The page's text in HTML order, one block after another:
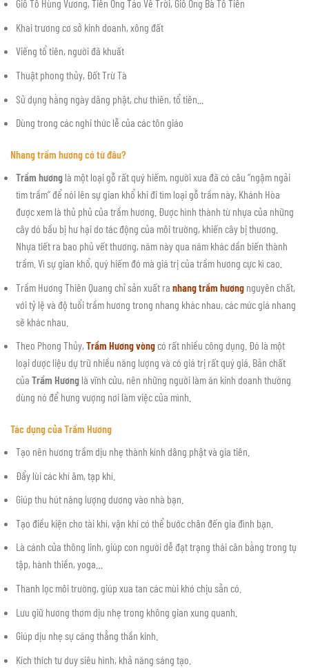
Giỗ Tỗ Hùng Vương, Tiễn Ông Táo Về Trời, Giỗ Ông Bà Tổ Tiên
Khai trương cơ sở kinh doanh, xông đất
Viếng tổ tiên, người đã khuất
Thuật phong thủy, Đốt Trừ Tà
Sử dụng hằng ngày dâng phật, chư thiên, tổ tiên...
Dùng trong các nghi thức lễ của các tôn giáo
Nhang trầm hương có từ đâu?
Trầm hương là một loại gỗ rất quý hiếm, người xưa đã có câu “ngậm ngải
tìm trầm” để nói lên sự gian khổ khi đi tìm loại gỗ trầm này, Khánh Hòa
được xem là thủ phủ của trầm hương. Được hình thành từ nhựa của những
cây dó bầu bị hư hại do tác động của môi trường, khiến cây bị thương.
Nhựa tiết ra bao phủ vết thương, năm này qua năm khác dần biến thành
trầm. Vì sự gian khổ, quý hiếm đó mà giá trị của trầm hương cực kì cao.
Trầm Hương Thiên Quang chỉ sản xuất ra nhang trầm hương nguyên chất,
với tỷ lệ và độ tuổi trầm hương trong nhang khác nhau, các mức giá nhang
sẽ khác nhau.
Theo Phong Thủy, Trầm Hương vòngcó rất nhiều công dụng. Đó là một
loại dược liệu dự trữ nhiều năng lượng và có giá trị rất quý giá. Bản chất
của Trầm Hương là vĩnh cửu, nên những người làm ăn kinh doanh thường
dùng nó để hưng vượng nơi làm việc của mình.
Tác dụng của Trầm Hương
Tạo nên hương trầm dịu nhẹ thành kính dâng phật và gia tiên.
Đẩy lùi các khí âm, tạp khí.
Giúp thu hút năng lượng dương vào nhà bạn.
Tạo điều kiện cho tài khí, vận khí có thể bước chân đến gia đình bạn.
Là cánh cửa thông linh, giúp con người dễ đạt trạng thái cân bằng trong tụ
tập, hành thiền, yoga…
Thanh lọc môi trường, giúp xua tan các mùi khó chịu sẵn có.
Lưu giữ hương thơm dịu nhẹ trong không gian xung quanh.
Giúp dịu nhẹ sự căng thẳng thần kinh.
Kích thích tư duy siêu hình, khả năng sáng tạo.